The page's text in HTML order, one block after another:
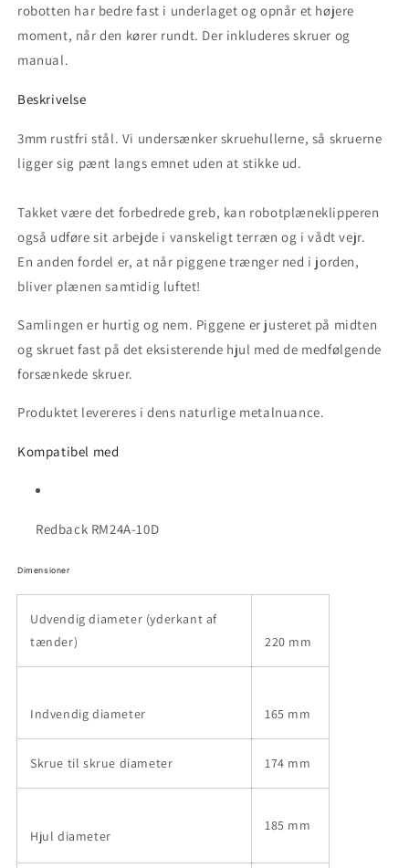
robotten har bedre fast i underlaget og opnår et højere
moment, når den kører rundt. Der inkluderes skruer og
manual.
Beskrivelse
3mm rustfri stål. Vi undersænker skruehullerne, så skruerne
ligger sig pænt langs emnet uden at stikke ud.
Takket være det forbedrede greb, kan robotplæneklipperen
også udføre sit arbejde i vanskeligt terræn og i vådt vejr.
En anden fordel er, at når piggene trænger ned i jorden,
bliver plænen samtidig luftet!
Samlingen er hurtig og nem. Piggene er justeret på midten
og skruet fast på det eksisterende hjul med de medfølgende
forsænkede skruer.
Produktet levereres i dens naturlige metalnuance.
Kompatibel med
Redback RM24A-10D
Dimensioner
Udvendig diameter (yderkant af
tænder)
220 mm
Indvendig diameter 165 mm
Skrue til skrue diameter 174 mm
Hjul diameter
185 mm